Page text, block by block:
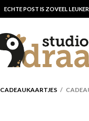
ECHTE POST IS ZOVEEL
CADEAUKAARTJES /